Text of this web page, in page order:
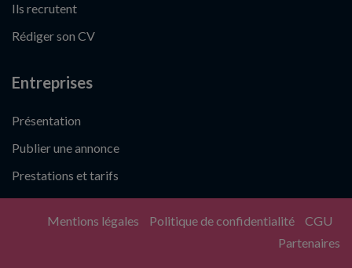
Ils recrutent
Rédiger son CV
Entreprises
Présentation
Publier une annonce
Prestations et tarifs
Mentions légales Politique de confidentialité
CGU
Partenaires